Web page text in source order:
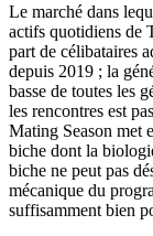
Le marché dans
actifs quotidiens de
part de célibataires
depuis 2019 ; la
basse de toutes les
les rencontres est
Mating Season met
biche dont la
biche ne peut pas
mécanique du
suffisamment bien